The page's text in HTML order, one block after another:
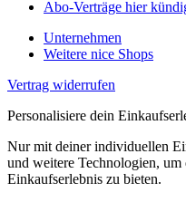
Abo-Verträge hier
Unternehmen
Weitere nice Shops
Vertrag widerrufen
Personalisiere dein
Nur mit deiner individuellen
und weitere Technologien, um
Einkaufserlebnis zu bieten.